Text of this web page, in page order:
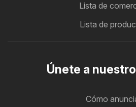
Lista de
Lista de
Únete a
Cómo